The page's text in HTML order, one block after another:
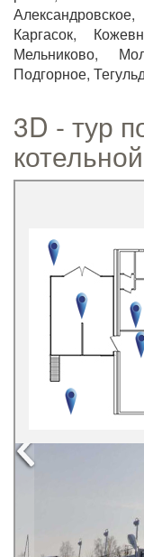
Каргасок,
Мельниково,
Подгорное,
3D - тур
котельной